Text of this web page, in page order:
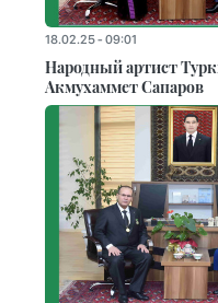
18.02.25 - 09:01
Народный артист
Акмухаммет Сапаров